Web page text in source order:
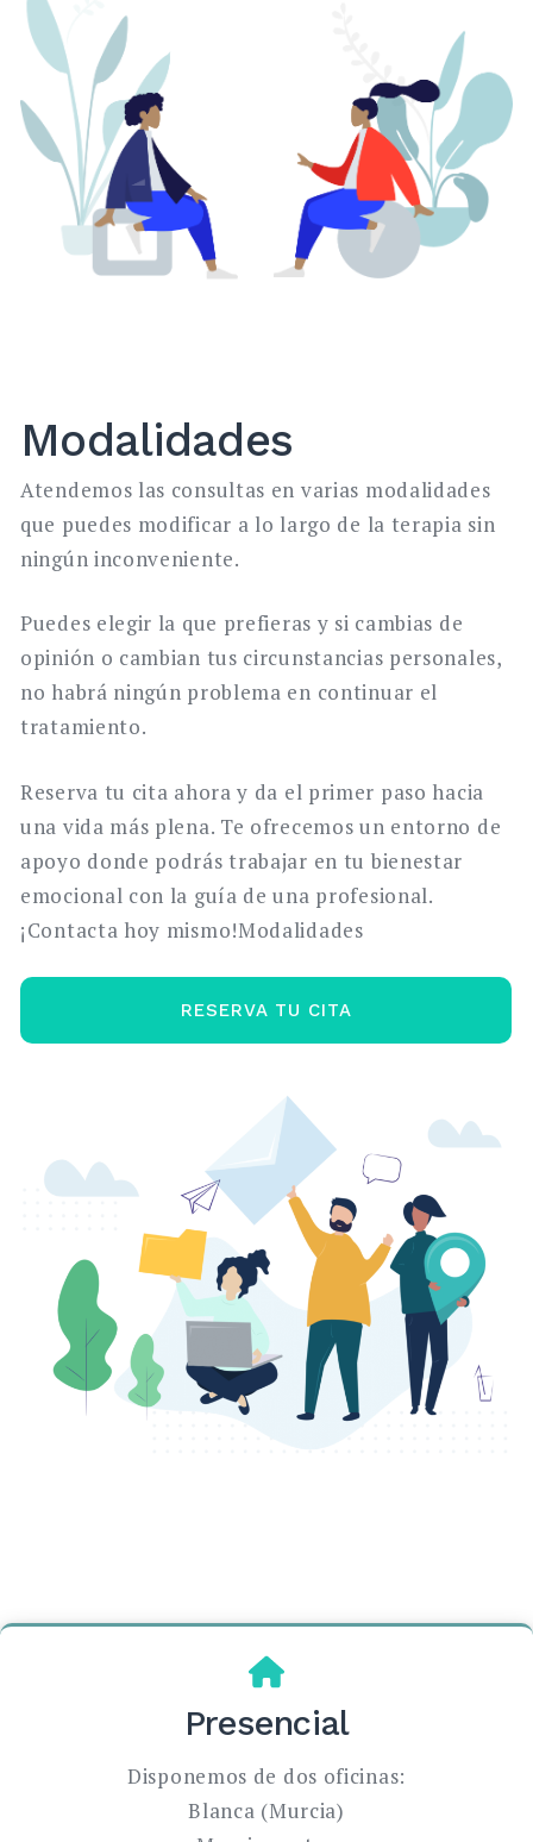
Modalidades
Atendemos las consultas en varias modalidades
que puedes modificar a lo largo de la terapia sin
ningún inconveniente.
Puedes elegir la que prefieras y si cambias de
opinión o cambian tus circunstancias personales,
no habrá ningún problema en continuar el
tratamiento.
Reserva tu cita ahora y da el primer paso hacia
una vida más plena. Te ofrecemos un entorno de
apoyo donde podrás trabajar en tu bienestar
emocional con la guía de una profesional.
¡Contacta hoy mismo!Modalidades
RESERVA TU CITA
Presencial
Disponemos de dos oficinas:
Blanca (Murcia)